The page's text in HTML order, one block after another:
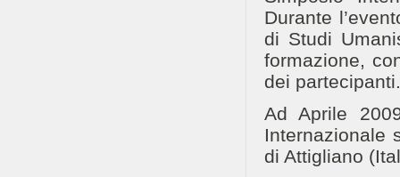
Durante
di Studi
formazione,
dei partecipanti.
Ad Aprile
Internazionale
di Attigliano